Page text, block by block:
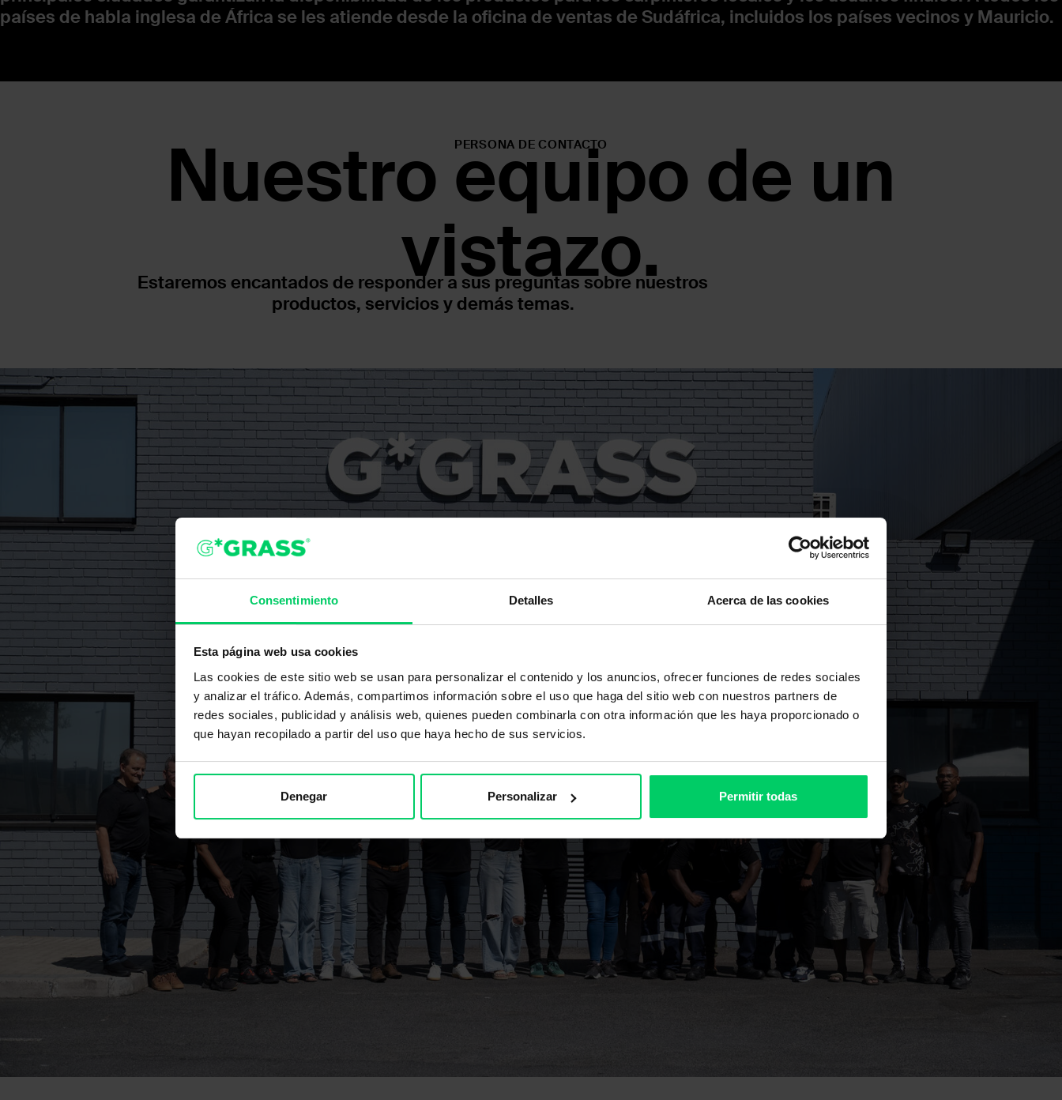
Consentimiento Detalles Acerca de las cookies
Esta página web usa cookies
Las cookies de este sitio web se usan para personalizar el contenido y los anuncios, ofrecer funciones de redes sociales
y analizar el tráfico. Además, compartimos información sobre el uso que haga del sitio web con nuestros partners de
redes sociales, publicidad y análisis web, quienes pueden combinarla con otra información que les haya proporcionado o
que hayan recopilado a partir del uso que haya hecho de sus servicios.
Denegar Personalizar Permitir todas
países de habla inglesa de África se les atiende desde la oficina de ventas de Sudáfrica, incluidos los países vecinos y Mauricio.
PERSONA DE CONTACTO
Nuestro equipo de un
vistazo.
Estaremos encantados de responder a sus preguntas sobre nuestros
productos, servicios y demás temas.